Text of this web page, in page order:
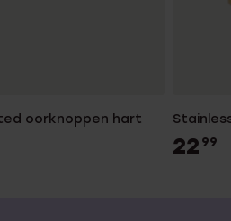
oorknoppen hart
22 99